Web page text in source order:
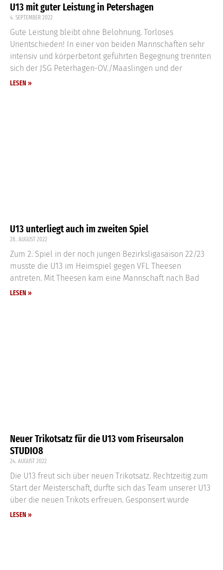
U13 mit guter Leistung in Petershagen
4. SEPTEMBER 2022
Gute Leistung bleibt ohne Belohnung. Torloses
Unentschieden! In einer von beiden Mannschaften sehr
intensiv und körperbetont geführten Begegnung trennten
sich der JSG Peterhagen-OV./Maaslingen und der
LESEN »
U13 unterliegt auch im zweiten Spiel
28. AUGUST 2022
Zum 2. Spiel in der noch jungen Bezirksligasaison 22/23
musste die U13 im Heimspiel gegen VFL Theesen
antreten. Mit Theesen kam eine Mannschaft nach Bad
LESEN »
Neuer Trikotsatz für die U13 vom Friseursalon
STUDIO8
24. AUGUST 2022
Die U13 freut sich über neuen Trikotsatz. Rechtzeitig zum
Start der Meisterschaft, durfte sich das Team unserer U13
über die neuen Trikots erfreuen. Gesponsert wurde
LESEN »